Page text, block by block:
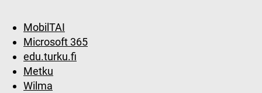
MobilTAI
Microsoft 365
edu.turku.fi
Metku
Wilma